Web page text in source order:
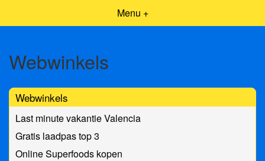
Menu +
Webwinkels
Webwinkels
Last minute vakantie Valencia
Gratis laadpas top 3
Online Superfoods kopen